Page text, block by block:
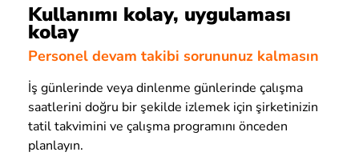
Kullanımı kolay, uygulaması
kolay
Personel devam takibi sorununuz kalmasın
İş günlerinde veya dinlenme günlerinde çalışma
saatlerini doğru bir şekilde izlemek için şirketinizin
tatil takvimini ve çalışma programını önceden
planlayın.